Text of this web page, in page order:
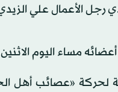
رجل الأعمال علي
أعضائه مساء اليوم
لحركة «عصائب أهل